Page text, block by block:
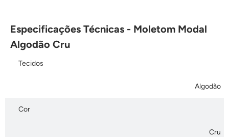
Especificações Técnicas - Moletom Modal
Algodão Cru
Tecidos
Algodão
Cor
Cru